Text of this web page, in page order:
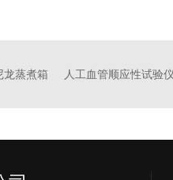
龙蒸煮箱 人工血管顺应性试验